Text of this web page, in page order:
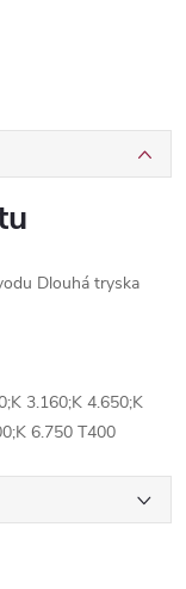
Dlouhá tryska
3.160;K 4.650;K
6.750 T400